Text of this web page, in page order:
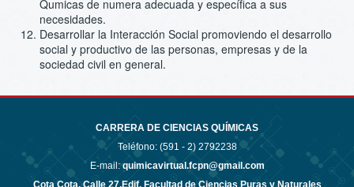
Qumicas de numera adecuada y específica a sus
necesidades.
Desarrollar la Interacción Social promoviendo el desarrollo
social y productivo de las personas, empresas y de la
sociedad civil en general.
CARRERA DE CIENCIAS QUÍMICAS
Teléfono: (591 - 2) 2792238
E-mail: quimicavirtual.fcpn@gmail.com
Cota Cota, Calle 27,Edif. Facultad de Ciencias Puras y Naturales